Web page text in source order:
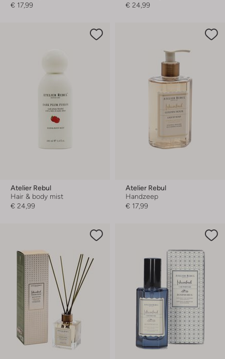
€ 17,99
€ 24,99
Atelier Rebul
Hair & body mist
€ 24,99
Atelier Rebul
Handzeep
€ 17,99